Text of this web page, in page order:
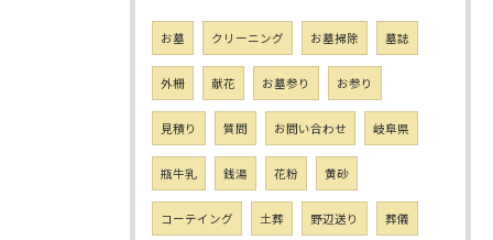
お墓 クリーニング お墓掃除 墓誌
外柵 献花 お墓参り お参り
見積り 質問 お問い合わせ 岐阜県
瓶牛乳 銭湯 花粉 黄砂
コーテイング 土葬 野辺送り 葬儀